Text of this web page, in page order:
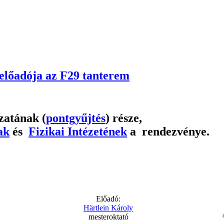
az F29 tanterem
(pontgyűjtés) része,
és Fizikai Intézetének a rendezvénye.
Előadó:
Härtlein Károly
mesteroktató